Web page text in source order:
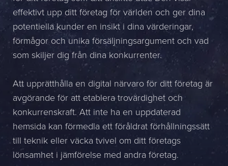
Company *
E-mail *
Phone *
Message
Bifoga en fil
Det är OK att Sphinxly använder mina uppgifter för att kontakta
mig. (integritetspolicy)
effektivt upp ditt företag för världen och ger dina
potentiella kunder en insikt i dina värderingar,
förmågor och unika försäljningsargument och vad
som skiljer dig från dina konkurrenter.
Att upprätthålla en digital närvaro för ditt företag är
avgörande för att etablera trovärdighet och
konkurrenskraft. Att inte ha en uppdaterad
hemsida kan förmedla ett föråldrat förhållningssätt
till teknik eller väcka tvivel om ditt företags
lönsamhet i jämförelse med andra företag.